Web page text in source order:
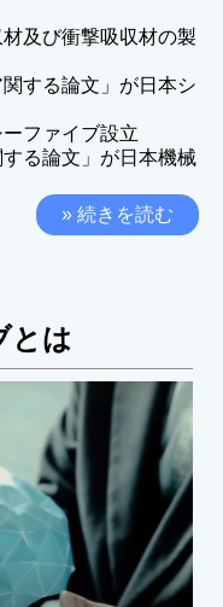
及び衝撃吸収材の製
する論文」が日本シ
ファイブ設立
る論文」が日本機械
» 続きを読む
とは